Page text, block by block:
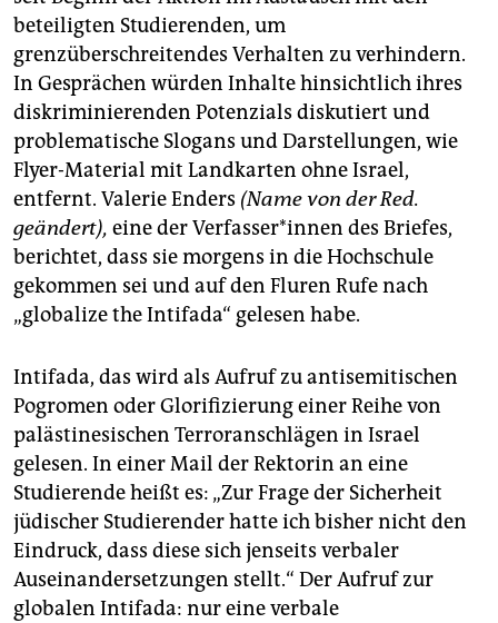
beteiligten Studierenden, um
grenzüberschreitendes Verhalten zu verhindern.
In Gesprächen würden Inhalte hinsichtlich ihres
diskriminierenden Potenzials diskutiert und
problematische Slogans und Darstellungen, wie
Flyer-Material mit Landkarten ohne Israel,
entfernt. Valerie Enders (Name von der Red.
geändert), eine der Ver­fas­se­r*in­nen des Briefes,
berichtet, dass sie morgens in die Hochschule
gekommen sei und auf den Fluren Rufe nach
„globalize the Intifada“ gelesen habe.
Intifada, das wird als Aufruf zu antisemitischen
Pogromen oder Glorifizierung einer Reihe von
palästinesischen Terroranschlägen in Israel
gelesen. In einer Mail der Rektorin an eine
Studierende heißt es: „Zur Frage der Sicherheit
jüdischer Studierender hatte ich bisher nicht den
Eindruck, dass diese sich jenseits verbaler
Auseinandersetzungen stellt.“ Der Aufruf zur
globalen Intifada: nur eine verbale